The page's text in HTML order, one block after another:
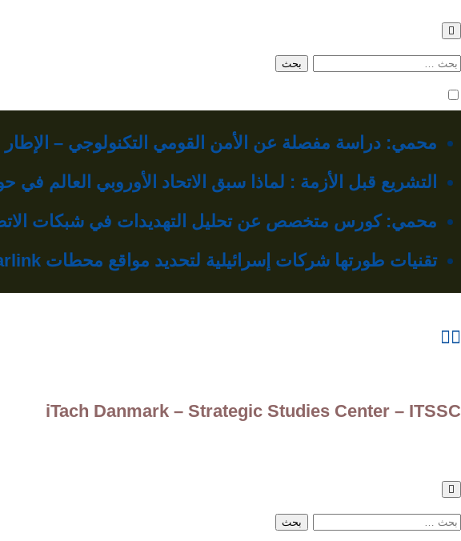
البحث
عن:
محمي: دراسة مفصلة عن الأمن القومي التكنولوجي – الإطار
التشريع قبل الأزمة : لماذا سبق الاتحاد الأوروبي العالم في
محمي: كورس متخصص عن تحليل التهديدات في شبكات
تقنيات طورتها شركات إسرائيلية لتحديد مواقع محطات Starlink
iTach Danmark – Strategic Studies Center – ITSSC
البحث